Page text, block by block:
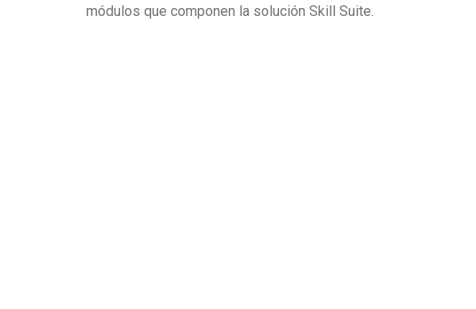
módulos que componen la solución Skill Suite.